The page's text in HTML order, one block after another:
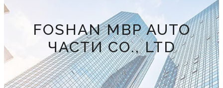
FOSHAN MBP AUTO
ЧАСТИ CO., LTD